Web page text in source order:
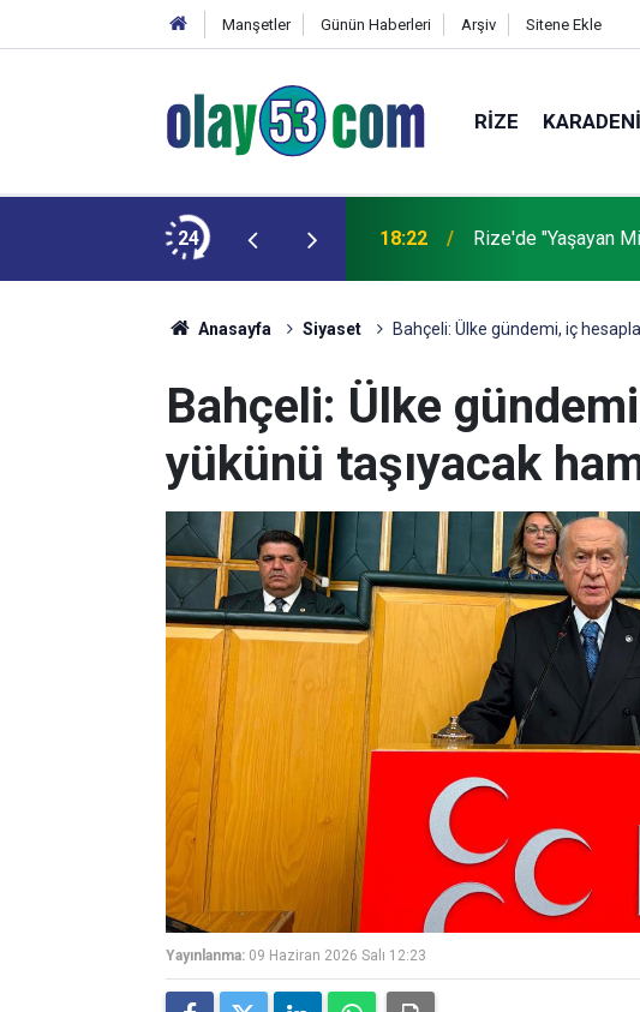
Manşetler Günün Haberleri Arşiv Sitene Ekle
RIZE
24
durumu ağır 18:22 Rize'de "Yaşayan
Anasayfa Siyaset Bahçeli: Ülke gündemi, iç
Bahçeli: Ülke
yükünü taşıyacak
Yayınlanma: 09 Haziran 2026 Salı 12:23